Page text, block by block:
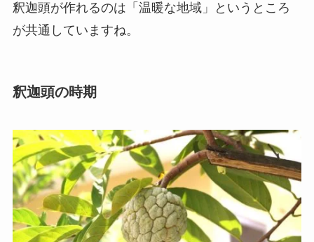
釈迦頭が作れるのは「温暖な地域」というところ
が共通していますね。
釈迦頭の時期